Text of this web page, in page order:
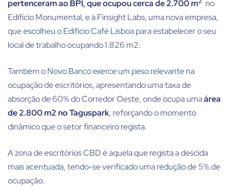
pertenceram ao BPI, que ocupou cerca de 2.700 m
no
Edifício Monumental, e à Finsight Labs, uma nova empresa,
que escolheu o Edifício Café Lisboa para estabelecer o seu
local de trabalho ocupando 1.826 m2.
Também o Novo Banco exerce um peso relevante na
ocupação de escritórios, apresentando uma taxa de
absorção de 60% do Corredor Oeste, onde ocupa umaárea
de 2.800 m2 no Taguspark, reforçando o momento
dinâmico que o setor financeiro regista.
A zona de escritórios CBD é aquela que regista a descida
mais acentuada, tendo-se verificado uma redução de 5% de
ocupação.